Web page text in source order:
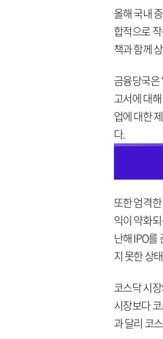
올해 국내
합적으로
책과 함께
금융당국은
고서에 대
업에 대한
다.
또한 엄격
익이 약화
난해 IPO를
지 못한 상
코스닥 시
시장보다
과 달리 코